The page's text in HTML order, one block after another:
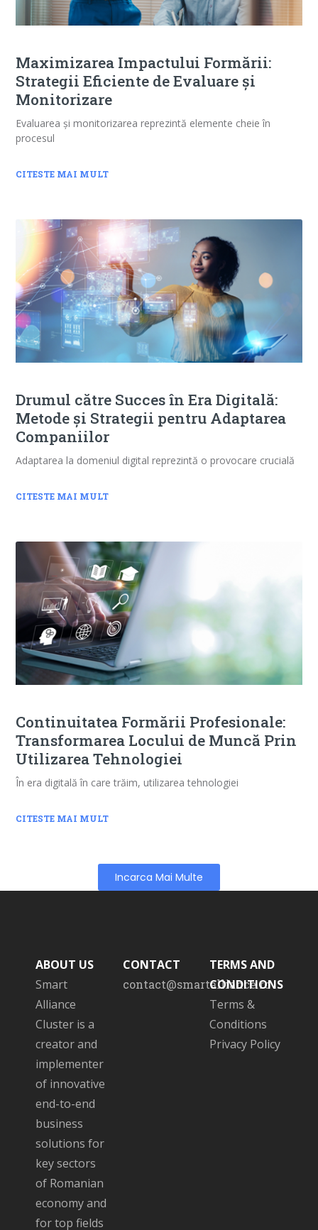
Maximizarea Impactului Formării:
Strategii Eficiente de Evaluare și
Monitorizare
Evaluarea și monitorizarea reprezintă elemente cheie în
procesul
CITESTE MAI MULT
Drumul către Succes în Era Digitală:
Metode și Strategii pentru Adaptarea
Companiilor
Adaptarea la domeniul digital reprezintă o provocare crucială
CITESTE MAI MULT
Continuitatea Formării Profesionale:
Transformarea Locului de Muncă Prin
Utilizarea Tehnologiei
În era digitală în care trăim, utilizarea tehnologiei
CITESTE MAI MULT
Incarca Mai Multe
ABOUT US
Smart
Alliance
Cluster is a
creator and
implementer
of innovative
end-to-end
business
solutions for
key sectors
of Romanian
economy and
for top fields
CONTACT
contact@smartalliance.ro
TERMS AND
CONDITIONS
Terms &
Conditions
Privacy Policy